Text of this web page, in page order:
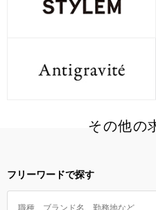
その他の
フリーワードで探す